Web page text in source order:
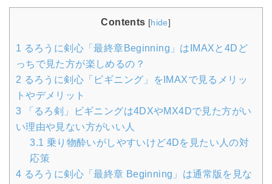
Contents [hide]
1 るろうに剣心「最終章Beginning」はIMAXと4Dど
っちで見た方が楽しめるの？
2 るろうに剣心「ビギニング」をIMAXで見るメリッ
トやデメリット
3 「るろ剣」ビギニングは4DXやMX4Dで見た方がい
い理由や見ない方がいい人
3.1 乗り物酔いがしやすいけど4Dを見たい人の対
応策
4 るろうに剣心「最終章 Beginning」は通常版を見な